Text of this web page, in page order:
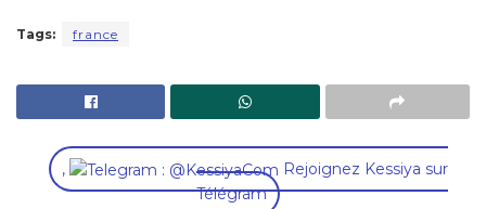
Tags: france
,
Rejoignez Kessiya sur
Télégram